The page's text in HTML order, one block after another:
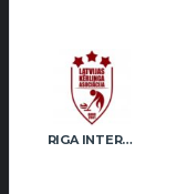
RIGA INTERNATIONAL CURLING CLUB / GRAY